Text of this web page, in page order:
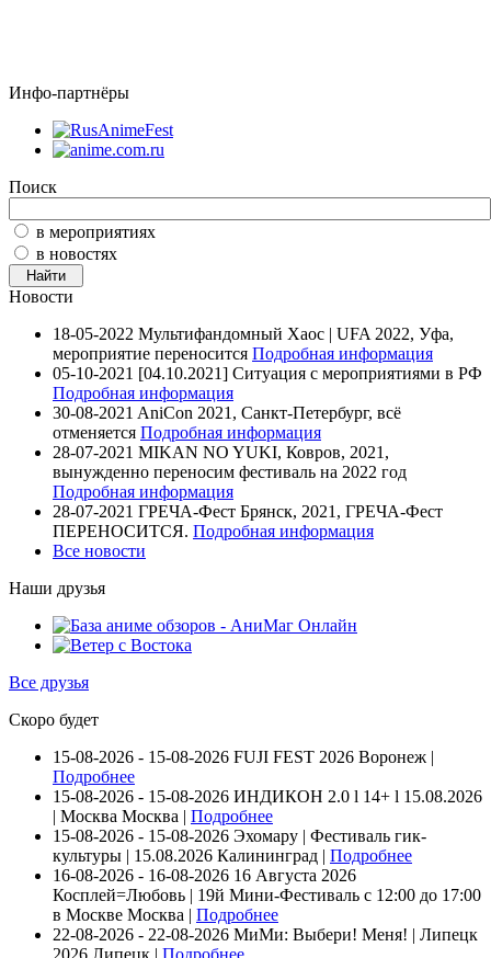
Инфо-партнёры
Поиск
в мероприятиях
в новостях
Новости
18-05-2022 Мультифандомный Хаос | UFA 2022, Уфа,
мероприятие переносится Подробная информация
05-10-2021 [04.10.2021] Ситуация с мероприятиями в РФ
Подробная информация
30-08-2021 AniCon 2021, Санкт-Петербург, всё
отменяется Подробная информация
28-07-2021 MIKAN NO YUKI, Ковров, 2021,
вынужденно переносим фестиваль на 2022 год
Подробная информация
28-07-2021 ГРЕЧА-Фест Брянск, 2021, ГРЕЧА-Фест
ПЕРЕНОСИТСЯ. Подробная информация
Все новости
Наши друзья
Все друзья
Скоро будет
15-08-2026 - 15-08-2026 FUJI FEST 2026 Воронеж |
Подробнее
15-08-2026 - 15-08-2026 ИНДИКОН 2.0 ӏ 14+ ӏ 15.08.2026
| Москва Москва | Подробнее
15-08-2026 - 15-08-2026 Эхомару | Фестиваль гик-
культуры | 15.08.2026 Калининград | Подробнее
16-08-2026 - 16-08-2026 16 Августа 2026
Косплей=Любовь | 19й Мини-Фестиваль с 12:00 до 17:00
в Москве Москва | Подробнее
22-08-2026 - 22-08-2026 МиМи: Выбери! Меня! | Липецк
2026 Липецк | Подробнее